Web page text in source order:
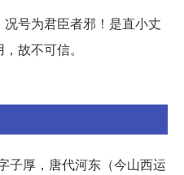
号为君臣者邪！是直小丈
故不可信。
子厚，唐代河东（今山西运